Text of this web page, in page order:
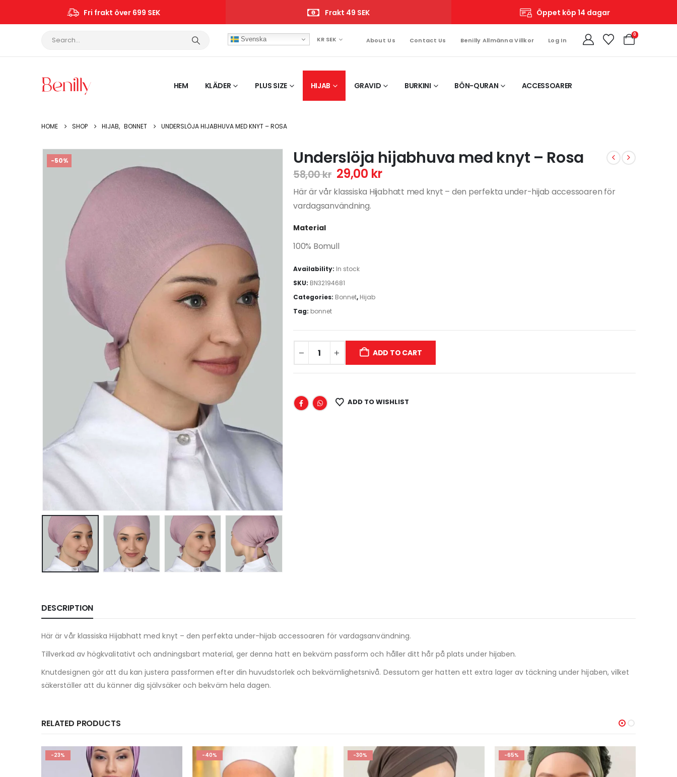
Fri frakt över 699 SEK Frakt 49 SEK Öppet köp 14 dagar
Svenska KR SEK About Us Contact Us Benilly Allmänna Villkor Log In
0
HEM KLÄDER PLUS SIZE HIJAB GRAVID BURKINI BÖN-QURAN ACCESSOARER
HOME SHOP HIJAB, BONNET UNDERSLÖJA HIJABHUVA MED KNYT – ROSA
-50% Underslöja hijabhuva med knyt – Rosa
58,00kr 29,00 kr
Här är vår klassiska Hijabhatt med knyt – den perfekta under-hijab accessoaren för
vardagsanvändning.
Material
100% Bomull
Availability: In stock
SKU: BN32194681
Categories: Bonnet, Hijab
Tag: bonnet
ADD TO CART
ADD TO WISHLIST
DESCRIPTION
Här är vår klassiska Hijabhatt med knyt – den perfekta under-hijab accessoaren för vardagsanvändning.
Tillverkad av högkvalitativt och andningsbart material, ger denna hatt en bekväm passform och håller ditt hår på plats under hijaben.
Knutdesignen gör att du kan justera passformen efter din huvudstorlek och bekvämlighetsnivå. Dessutom ger hatten ett extra lager av täckning under hijaben, vilket
säkerställer att du känner dig självsäker och bekväm hela dagen.
RELATED PRODUCTS
-40% -30% -65%